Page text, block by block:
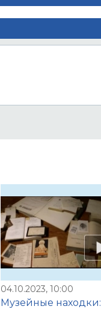
04.10.2023, 10:00
Музейные